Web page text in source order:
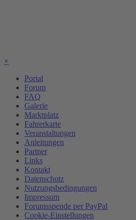
×
Portal
Forum
FAQ
Galerie
Marktplatz
Fahrerkarte
Veranstaltungen
Anleitungen
Partner
Links
Kontakt
Datenschutz
Nutzungsbedingungen
Impressum
Forumsspende per PayPal
Cookie-Einstellungen